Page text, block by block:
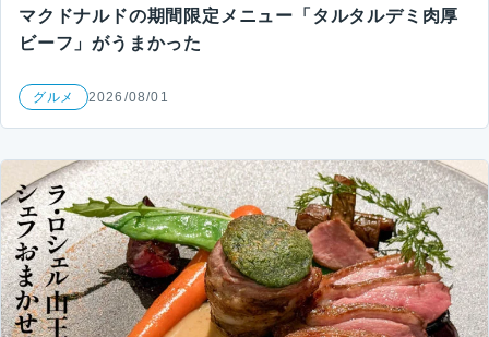
マクドナルドの期間限定メニュー「タルタルデミ肉厚
ビーフ」がうまかった
グルメ 2026/08/01